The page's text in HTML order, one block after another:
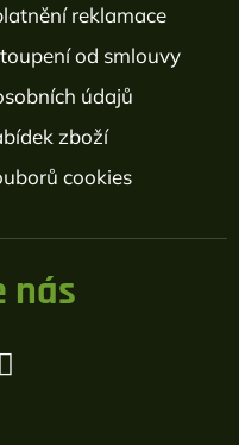
reklamace
od smlouvy
údajů
zboží
cookies
nás